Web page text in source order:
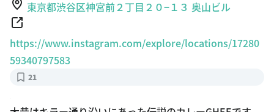
https://www.instagram.com/explore/locations/17280
59340797583
21
大昔はキラー通り沿いにあった伝説のカレーGHEEです